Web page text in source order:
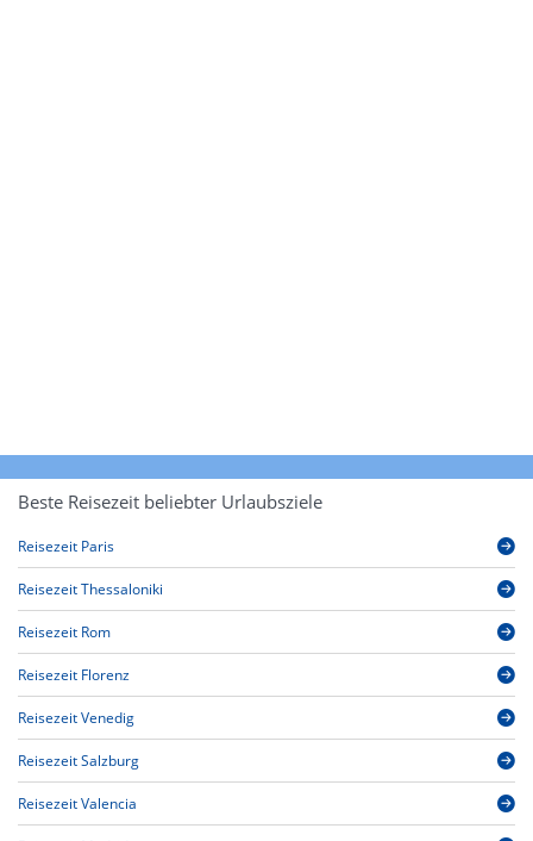
Beste Reisezeit beliebter Urlaubsziele
Reisezeit Paris
Reisezeit Thessaloniki
Reisezeit Rom
Reisezeit Florenz
Reisezeit Venedig
Reisezeit Salzburg
Reisezeit Valencia